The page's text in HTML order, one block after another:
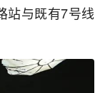
站与既有7号线